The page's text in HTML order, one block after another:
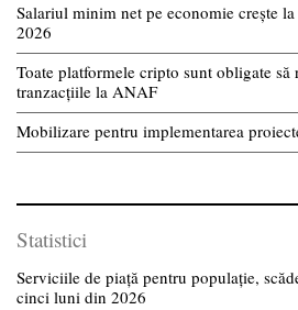
Salariul minim net pe economie crește
2026
Toate platformele cripto sunt obligate să
tranzacțiile la ANAF
Mobilizare pentru implementarea
Statistici
Serviciile de piață pentru populație,
cinci luni din 2026